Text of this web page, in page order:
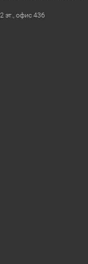
эт., офис 436